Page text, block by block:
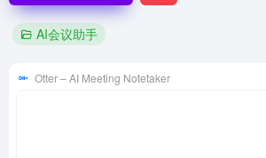
AI会议助手
Otter – AI Meeting Notetaker